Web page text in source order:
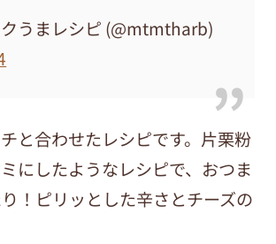
うまレシピ (@mtmtharb)
と合わせたレシピです。片栗粉
にしたようなレシピで、おつま
！ピリッとした辛さとチーズの